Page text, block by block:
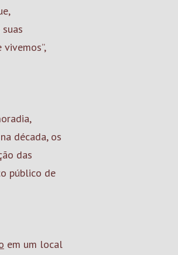
década, os
das
público de
em um local